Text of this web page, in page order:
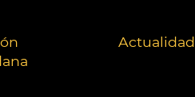
Actualidad